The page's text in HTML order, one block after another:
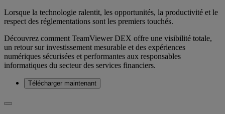
Lorsque la technologie ralentit, les opportunités, la productivité et le
respect des réglementations sont les premiers touchés.
Découvrez comment TeamViewer DEX offre une visibilité totale,
un retour sur investissement mesurable et des expériences
numériques sécurisées et performantes aux responsables
informatiques du secteur des services financiers.
Télécharger maintenant